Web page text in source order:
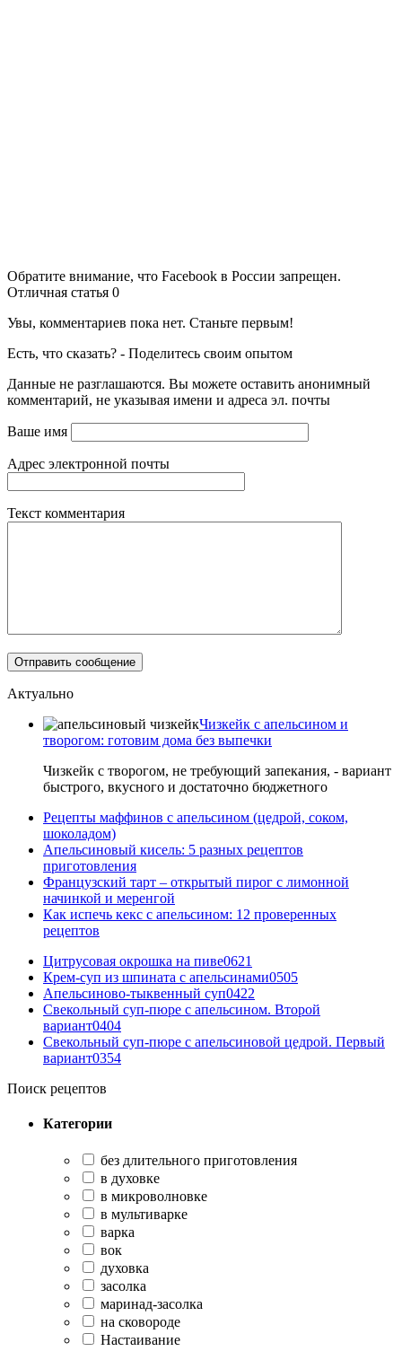
Обратите внимание, что Facebook в России запрещен.
Отличная статья 0
Увы, комментариев пока нет. Станьте первым!
Есть, что сказать? - Поделитесь своим опытом
Данные не разглашаются. Вы можете оставить анонимный
комментарий, не указывая имени и адреса эл. почты
Ваше имя
Адрес электронной почты
Текст комментария
Актуально
Чизкейк с апельсином и
творогом: готовим дома без выпечки
Чизкейк с творогом, не требующий запекания, - вариант
быстрого, вкусного и достаточно бюджетного
Рецепты маффинов с апельсином (цедрой, соком,
шоколадом)
Апельсиновый кисель: 5 разных рецептов
приготовления
Французский тарт – открытый пирог с лимонной
начинкой и меренгой
Как испечь кекс с апельсином: 12 проверенных
рецептов
Цитрусовая окрошка на пиве0621
Крем-суп из шпината с апельсинами0505
Апельсиново-тыквенный суп0422
Свекольный суп-пюре с апельсином. Второй
вариант0404
Свекольный суп-пюре с апельсиновой цедрой. Первый
вариант0354
Поиск рецептов
Категории
без длительного приготовления
в духовке
в микроволновке
в мультиварке
варка
вок
духовка
засолка
маринад-засолка
на сковороде
Настаивание